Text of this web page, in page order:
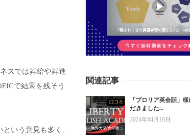
スでは昇給や昇進
で結果を残そう
いう意見も多く、
関連記事
「プロリア英会話」
だきました...
2024年04月16日